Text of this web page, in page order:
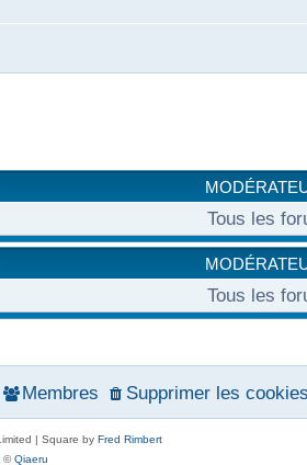
Tous les
Tous les
Supprimer les cookies
Membres
| Square by Fred Rimbert
©Qiaeru